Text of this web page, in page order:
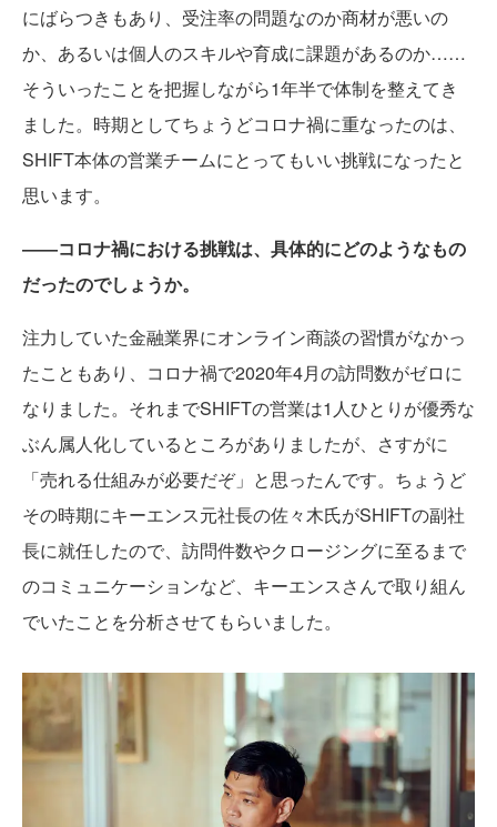
にばらつきもあり、受注率の問題なのか商材が悪いの
か、あるいは個人のスキルや育成に課題があるのか……
そういったことを把握しながら1年半で体制を整えてき
ました。時期としてちょうどコロナ禍に重なったのは、
SHIFT本体の営業チームにとってもいい挑戦になったと
思います。
――コロナ禍における挑戦は、具体的にどのようなもの
だったのでしょうか。
注力していた金融業界にオンライン商談の習慣がなかっ
たこともあり、コロナ禍で2020年4月の訪問数がゼロに
なりました。それまでSHIFTの営業は1人ひとりが優秀な
ぶん属人化しているところがありましたが、さすがに
「売れる仕組みが必要だぞ」と思ったんです。ちょうど
その時期にキーエンス元社長の佐々木氏がSHIFTの副社
長に就任したので、訪問件数やクロージングに至るまで
のコミュニケーションなど、キーエンスさんで取り組ん
でいたことを分析させてもらいました。